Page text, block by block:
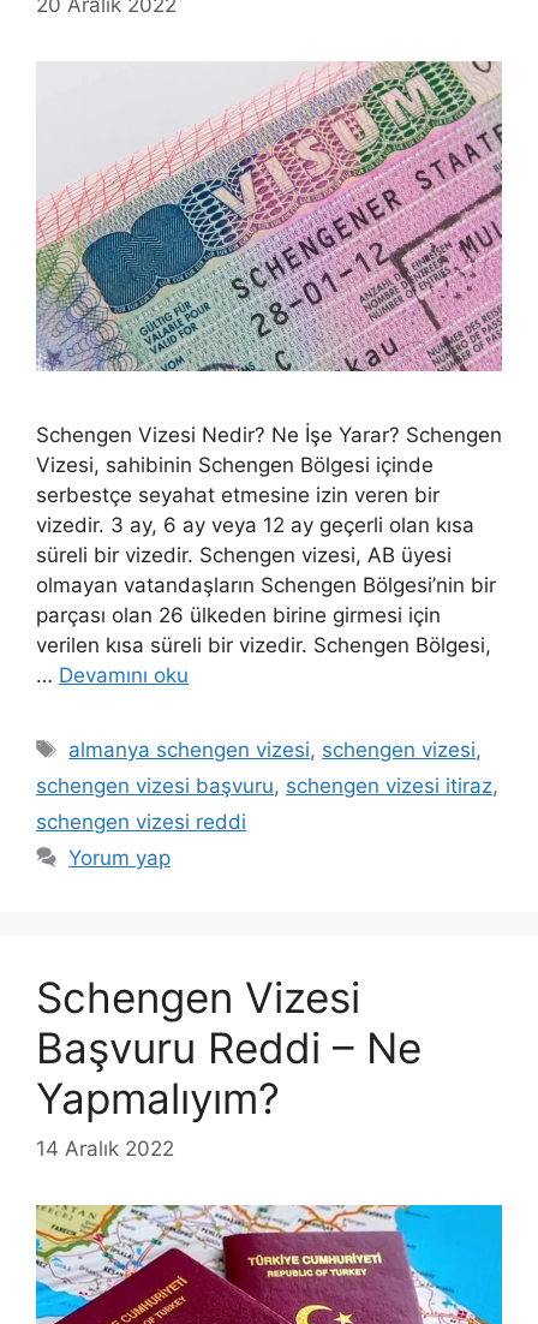
Schengen Vizesi Nedir? Ne İşe Yarar? Schengen
Vizesi, sahibinin Schengen Bölgesi içinde
serbestçe seyahat etmesine izin veren bir
vizedir. 3 ay, 6 ay veya 12 ay geçerli olan kısa
süreli bir vizedir. Schengen vizesi, AB üyesi
olmayan vatandaşların Schengen Bölgesi’nin bir
parçası olan 26 ülkeden birine girmesi için
verilen kısa süreli bir vizedir. Schengen Bölgesi,
… Devamını oku
Etiketler
almanya schengen vizesi, schengen vizesi,
schengen vizesi başvuru, schengen vizesi itiraz,
schengen vizesi reddi
Yorum yap
Schengen Vizesi
Başvuru Reddi – Ne
Yapmalıyım?
14 Aralık 2022